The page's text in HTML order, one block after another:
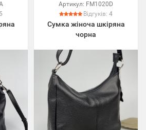
5
Артикул: FM1020D
Відгуків: 4
Сумка жіноча шкіряна
чорна